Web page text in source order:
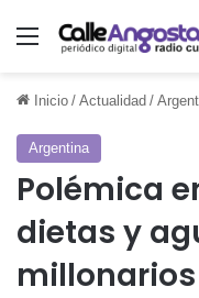
Menú
Inicio / Actualidad /
Argentina
Polémica
dietas y
millonarios